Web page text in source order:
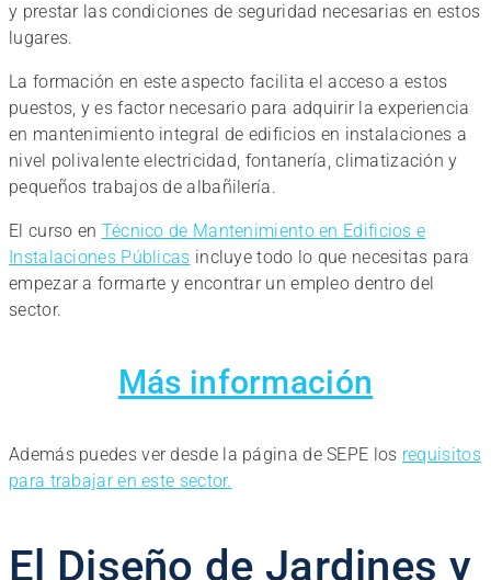
y prestar las condiciones de seguridad necesarias en estos
lugares.
La formación en este aspecto facilita el acceso a estos
puestos, y es factor necesario para adquirir la experiencia
en mantenimiento integral de edificios en instalaciones a
nivel polivalente electricidad, fontanería, climatización y
pequeños trabajos de albañilería.
El curso en Técnico de Mantenimiento en Edificios e
Instalaciones Públicas incluye todo lo que necesitas para
empezar a formarte y encontrar un empleo dentro del
sector.
Más información
Además puedes ver desde la página de SEPE los requisitos
para trabajar en este sector.
El Diseño de Jardines y